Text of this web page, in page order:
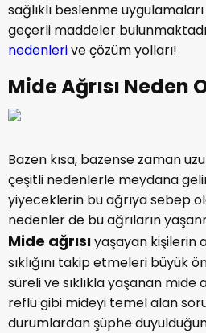
sağlıklı beslenme
geçerli maddeler
nedenlerive çözüm yolları!
Mide Ağrısı Neden
Bazen kısa, bazense zaman
çeşitli nedenlerle meydana
yiyeceklerin bu ağrıya sebep
nedenler de bu ağrıların
Mide ağrısıyaşayan kişilerin
sıklığını takip etmeleri büyük
süreli ve sıklıkla yaşanan mide
reflü gibi mideyi temel alan
durumlardan şüphe